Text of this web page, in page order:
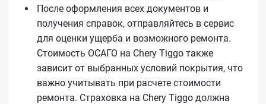
После оформления всех документов и
получения справок, отправляйтесь в сервис
для оценки ущерба и возможного ремонта.
Стоимость ОСАГО на Chery Tiggo также
зависит от выбранных условий покрытия, что
важно учитывать при расчете стоимости
ремонта. Страховка на Chery Tiggo должна